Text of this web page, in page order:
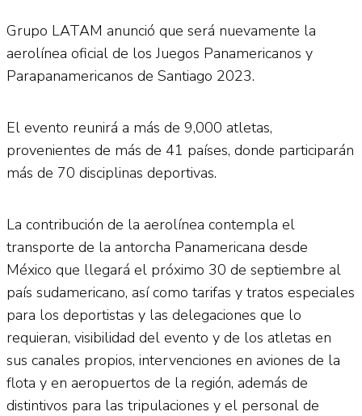
Grupo LATAM anunció que será nuevamente la
aerolínea oficial de los Juegos Panamericanos y
Parapanamericanos de Santiago 2023.
El evento reunirá a más de 9,000 atletas,
provenientes de más de 41 países, donde participarán
más de 70 disciplinas deportivas.
La contribución de la aerolínea contempla el
transporte de la antorcha Panamericana desde
México que llegará el próximo 30 de septiembre al
país sudamericano, así como tarifas y tratos especiales
para los deportistas y las delegaciones que lo
requieran, visibilidad del evento y de los atletas en
sus canales propios, intervenciones en aviones de la
flota y en aeropuertos de la región, además de
distintivos para las tripulaciones y el personal de